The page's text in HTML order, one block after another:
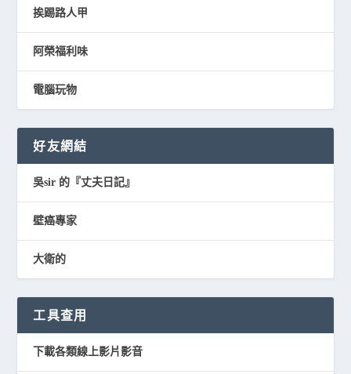
挨踢路人甲
阿榮福利味
電腦玩物
好友網結
吳sir 的『丈夫日記』
壁癌專家
大衛的
工具查用
下載各類線上影片影音